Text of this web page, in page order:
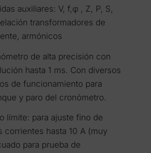
auxiliares: V, f,φ , Z, P, S,
transformadores de
armónicos
de alta precisión con
hasta 1 ms. Con diversos
de funcionamiento para
y paro del cronómetro.
límite: para ajuste fino de
corrientes hasta 10 A (muy
para prueba de